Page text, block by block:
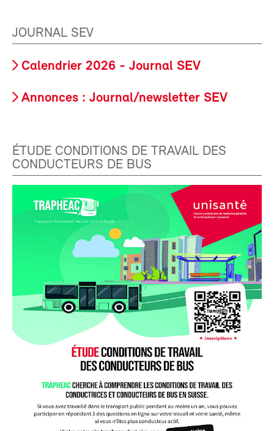
JOURNAL SEV
Calendrier 2026 - Journal SEV
Annonces : Journal/newsletter SEV
ÉTUDE CONDITIONS DE TRAVAIL DES
CONDUCTEURS DE BUS